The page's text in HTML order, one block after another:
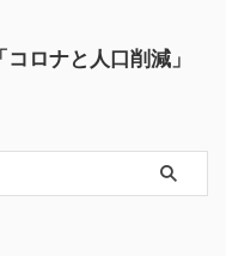
ロナと人口削減」